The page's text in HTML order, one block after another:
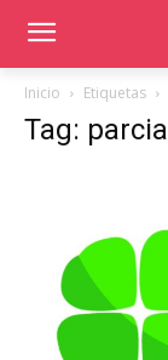
Inicio Etiquetas
Tag: parcial